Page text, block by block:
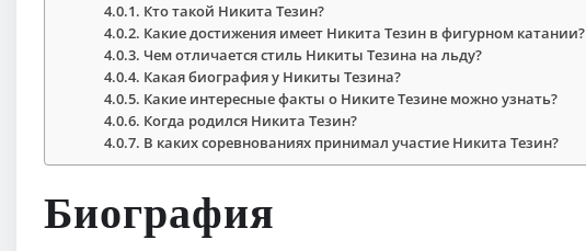
Кто такой Никита Тезин?
Какие достижения имеет Никита Тезин в фигурном катании?
Чем отличается стиль Никиты Тезина на льду?
Какая биография у Никиты Тезина?
Какие интересные факты о Никите Тезине можно узнать?
Когда родился Никита Тезин?
В каких соревнованиях принимал участие Никита Тезин?
Биография